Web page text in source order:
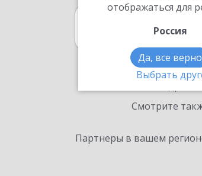
отображаться для
Россия
Да, все верно
Выбрать
в
Смотрите
Партнеры в вашем